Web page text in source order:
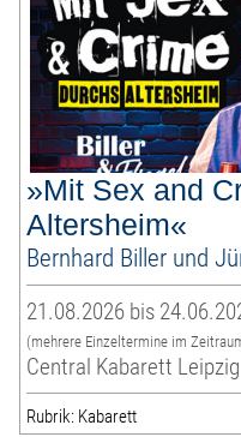
»Mit Sex and
Altersheim«
Bernhard Biller und
21.08.2026 bis
(mehrere Einzeltermine im
Central Kabarett Leipzig
Rubrik: Kabarett